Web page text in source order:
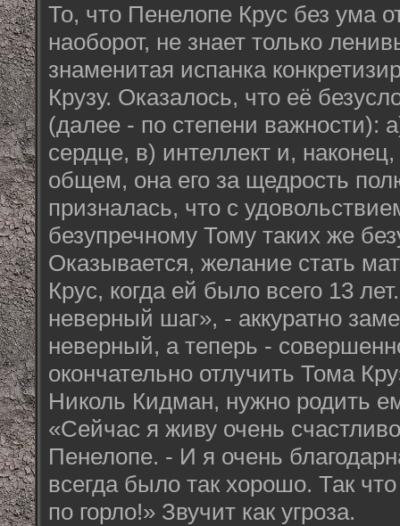
То, что Пенелопе Крус без ума
наоборот, не знает только
знаменитая испанка
Крузу. Оказалось, что её
(далее - по степени важности):
сердце, в) интеллект и,
общем, она его за щедрость
призналась, что с
безупречному Тому таких же
Оказывается, желание стать
Крус, когда ей было всего 13
неверный шаг», - аккуратно
неверный, а теперь -
окончательно отлучить Тома
Николь Кидман, нужно родить
«Сейчас я живу очень
Пенелопе. - И я очень
всегда было так хорошо. Так
по горло!» Звучит как угроза.